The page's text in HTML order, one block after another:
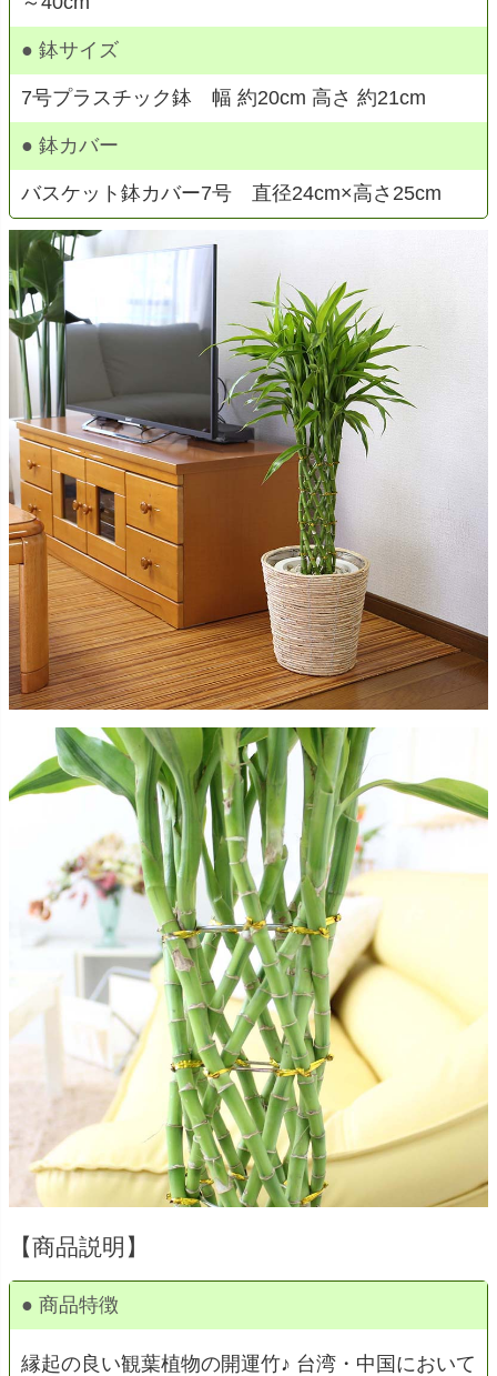
● 鉢サイズ
7号プラスチック鉢 幅 約20cm 高さ 約21cm
● 鉢カバー
バスケット鉢カバー7号 直径24cm×高さ25cm
【商品説明】
● 商品特徴
縁起の良い観葉植物の開運竹♪ 台湾・中国において